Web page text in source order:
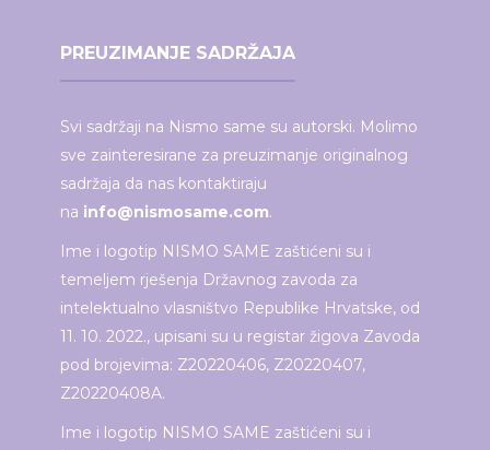
PREUZIMANJE SADRŽAJA
Svi sadržaji na Nismo same su autorski. Molimo
sve zainteresirane za preuzimanje originalnog
sadržaja da nas kontaktiraju
na info@nismosame.com.
Ime i logotip NISMO SAME zaštićeni su i
temeljem rješenja Državnog zavoda za
intelektualno vlasništvo Republike Hrvatske, od
11. 10. 2022., upisani su u registar žigova Zavoda
pod brojevima: Z20220406, Z20220407,
Z20220408A.
Ime i logotip NISMO SAME zaštićeni su i